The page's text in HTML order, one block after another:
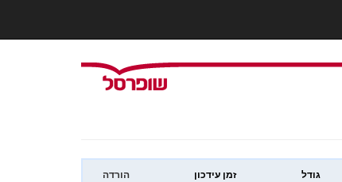
הורדה זמן עידכון גודל